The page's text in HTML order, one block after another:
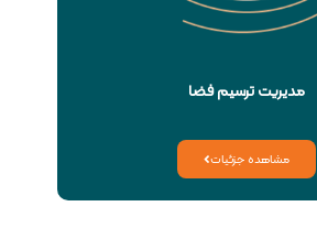
مدیریت ترسیم فضا
مشاهده جزئیات